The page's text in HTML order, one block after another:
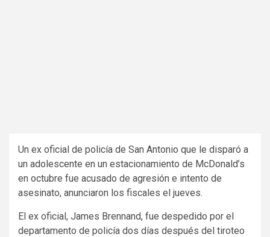
Un ex oficial de policía de San Antonio que le disparó a
un adolescente en un estacionamiento de McDonald’s
en octubre fue acusado de agresión e intento de
asesinato, anunciaron los fiscales el jueves.
El ex oficial, James Brennand, fue despedido por el
departamento de policía dos días después del tiroteo